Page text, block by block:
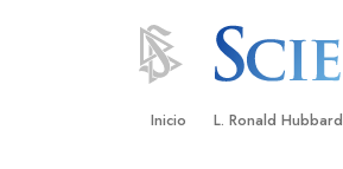
Inicio L. Ronald Hubbard